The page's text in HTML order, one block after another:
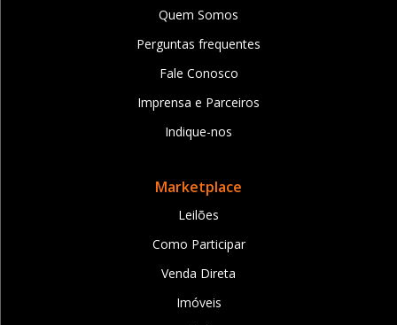
Quem Somos
Perguntas frequentes
Fale Conosco
Imprensa e Parceiros
Indique-nos
Marketplace
Leilões
Como Participar
Venda Direta
Imóveis